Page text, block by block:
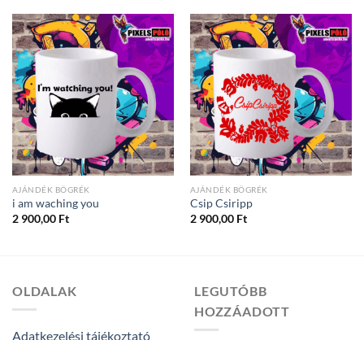
AJÁNDÉK BÖGRÉK
i am waching you
2 900,00 Ft
AJÁNDÉK BÖGRÉK
Csip Csiripp
2 900,00 Ft
OLDALAK
Adatkezelési tájékoztató
LEGUTÓBB
HOZZÁADOTT